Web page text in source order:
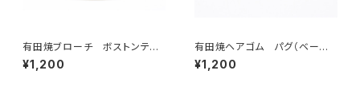
有田焼ブローチ ボストンテリ
ア 1
¥1,200
有田焼ヘアゴム パグ（ベージ
ュ× ブラック×ゴールド）
¥1,200